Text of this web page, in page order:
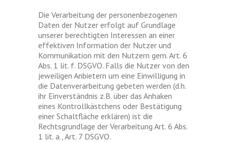
Die Verarbeitung der personenbezogenen
Daten der Nutzer erfolgt auf Grundlage
unserer berechtigten Interessen an einer
effektiven Information der Nutzer und
Kommunikation mit den Nutzern gem. Art. 6
Abs. 1 lit. f. DSGVO. Falls die Nutzer von den
jeweiligen Anbietern um eine Einwilligung in
die Datenverarbeitung gebeten werden (d.h.
ihr Einverständnis z.B. über das Anhaken
eines Kontrollkästchens oder Bestätigung
einer Schaltfläche erklären) ist die
Rechtsgrundlage der Verarbeitung Art. 6 Abs.
1 lit. a., Art. 7 DSGVO.